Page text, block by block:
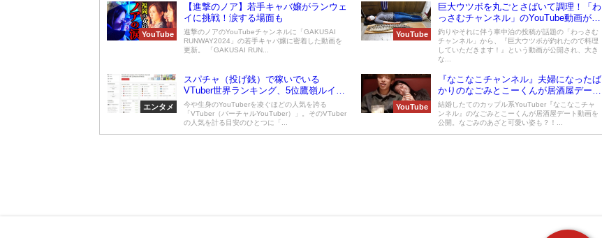
YouTube
【進撃のノア】若手キャバ嬢がランウェ
イに挑戦！涙する場面も
進撃のノアのYouTubeチャンネルに「GAKUSAI
RUNWAY2024」の若手キャバ嬢に密着した動画を
更新。 「GAKUSAI RUN...
YouTube
巨大ウツボを丸ごとさばいて調理！「わ
っさむチャンネル」のYouTube動画が話
題
釣りやそれに伴う車中泊の投稿が話題の「わっさむ
チャンネル」から、『巨大ウツボが釣れたので料理
していただきます！』という動画が公開され、大き
な...
エンタメ
スパチャ（投げ銭）で稼いでいる
VTuber世界ランキング、5位鷹嶺ルイ、
4位不知火フレア、3位桃鈴ねね、2位博
衣こより、1位は？【12月2週目】
今や生身のYouTuberを凌ぐほどの人気を誇る
「VTuber（バーチャルYouTuber）」。そのVTuber
の人気を計る目安のひとつに「...
YouTube
『なこなこチャンネル』夫婦になったば
かりのなごみとこーくんが居酒屋デー
ト！なごみの「あざと可愛い」姿も？！
結婚したてのカップル系YouTuber『なこなこチャ
ンネル』のなごみとこーくんが居酒屋デート動画を
公開。なごみのあざと可愛い姿も？！...